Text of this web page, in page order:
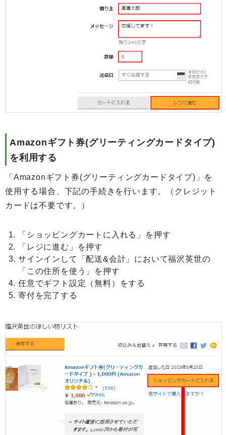
Amazonギフト券(グリーティングカードタイプ)
を利用する
「Amazonギフト券(グリーティングカードタイプ)」を
使用する場合、下記の手続きを行います。（クレジット
カードは不要です。）
「ショッピングカートに入れる」を押す
「レジに進む」を押す
サインインして「配送&会計」において福沢英世の
「この住所を使う」を押す
任意でギフト設定（無料）をする
寄付を完了する